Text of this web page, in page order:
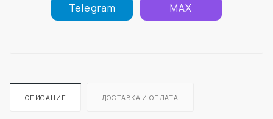
Telegram MAX
ОПИСАНИЕ ДОСТАВКА И ОПЛАТА